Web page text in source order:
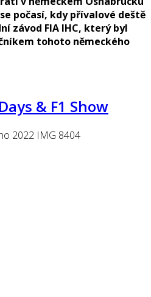
počasí, kdy přívalové deště
závod FIA IHC, který byl
tohoto německého
& F1 Show